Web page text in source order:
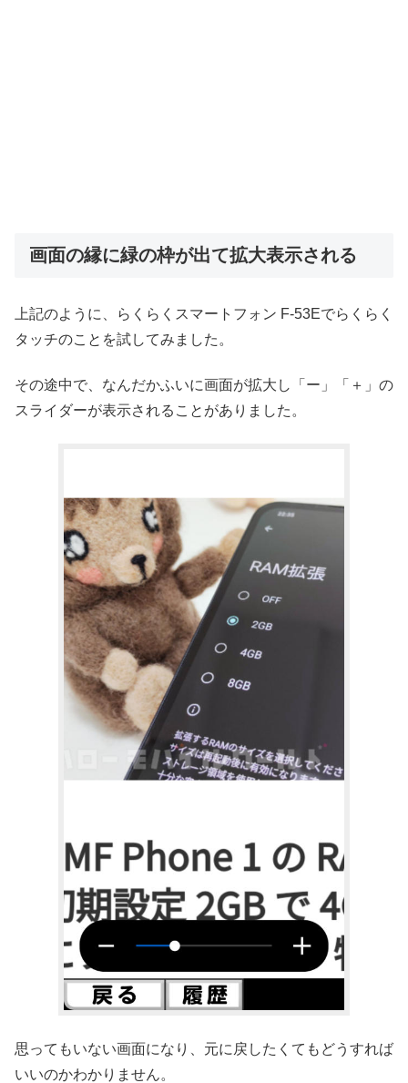
画面の縁に緑の枠が出て拡大表示される
上記のように、らくらくスマートフォン F-53Eでらくらく
タッチのことを試してみました。
その途中で、なんだかふいに画面が拡大し「ー」「＋」の
スライダーが表示されることがありました。
思ってもいない画面になり、元に戻したくてもどうすれば
いいのかわかりません。